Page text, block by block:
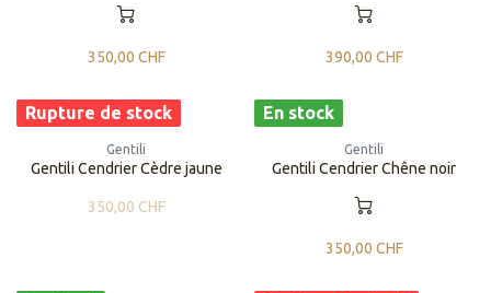
350,00 CHF 390,00 CHF
Rupture de stock
Gentili
Gentili Cendrier Cèdre jaune
350,00 CHF
En stock
Gentili
Gentili Cendrier Chêne noir
350,00 CHF